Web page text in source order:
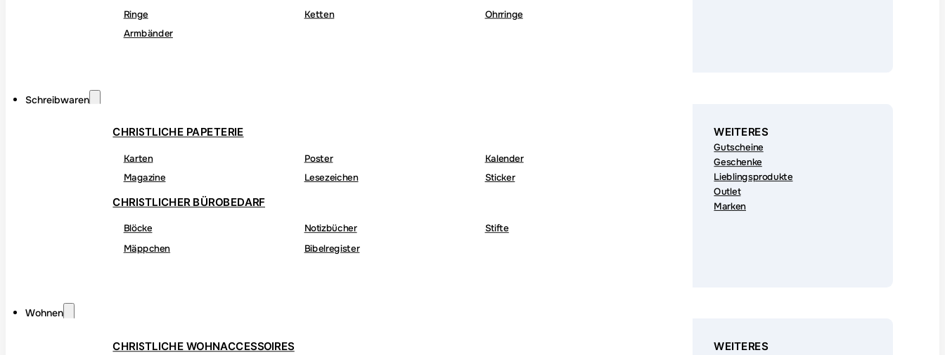
Ringe Ketten
Ohrringe
Armbänder
Schreibwaren
CHRISTLICHE PAPETERIE
Karten Poster
Kalender
Magazine
Lesezeichen Sticker
CHRISTLICHER BÜROBEDARF
Blöcke Notizbücher
Stifte
Mäppchen
Bibelregister
WEITERES
Gutscheine
Geschenke
Lieblingsprodukte
Outlet
Marken
Wohnen
CHRISTLICHE WOHNACCESSOIRES WEITERES